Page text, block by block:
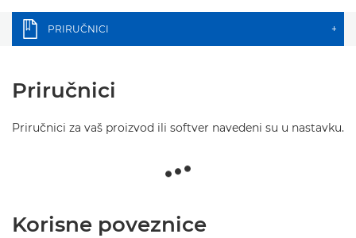
PRIRUČNICI +
Priručnici
Priručnici za vaš proizvod ili softver navedeni su u nastavku.
Korisne poveznice